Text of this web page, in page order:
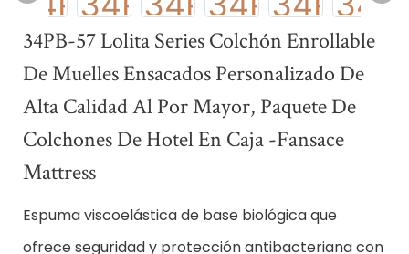
34PB-57 Lolita Series Colchón Enrollable
De Muelles Ensacados Personalizado De
Alta Calidad Al Por Mayor, Paquete De
Colchones De Hotel En Caja -Fansace
Mattress
Espuma viscoelástica de base biológica que
ofrece seguridad y protección antibacterianacon